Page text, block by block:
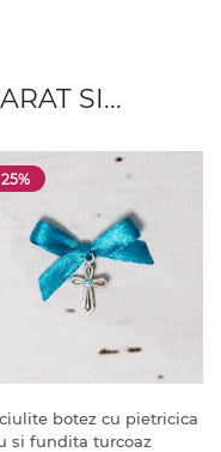
SI...
25%
botez cu pietricica
si fundita turcoaz